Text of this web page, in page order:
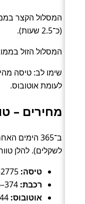
המסלול הקצר
(כ־2.5 שעות).
המסלול הזול בממוצע
לעומת אוטובוס.
מחירים –
ב־365
לשקלים). להלן
טיסה:
רכבת:
אוטובוס: